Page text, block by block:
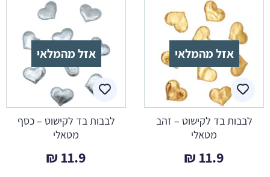
אזל מהמלאי
לבבות בד לקישוט – זהב
מטאלי
11.9
₪
אזל מהמלאי
לבבות בד לקישוט – כסף
מטאלי
11.9
₪